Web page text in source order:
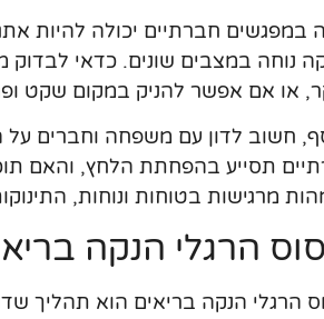
במפגשים חברתיים יכולה להיות
נוחה במצבים שונים. כדאי
או אם אפשר להניק במקום שקט
חשוב לדון עם משפחה וחברים
תסייע בהפחתת הלחץ, והאם
מרגישות בטוחות ונוחות,
הרגלי הנקה
הרגלי הנקה בריאים הוא תהליך